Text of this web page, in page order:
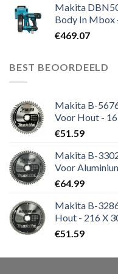
Makita
Body In Mbox
€469.07
BEST BEOORDEELD
Makita B-
Voor Hout -
€51.59
Makita B-
Voor
€64.99
Makita B-
Hout - 216 X
€51.59